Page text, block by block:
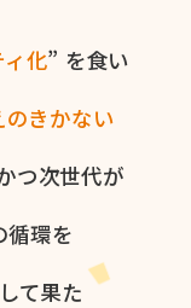
化” を​食い​
の​きかない​
つ次世代が​
循環を​
て​果た​